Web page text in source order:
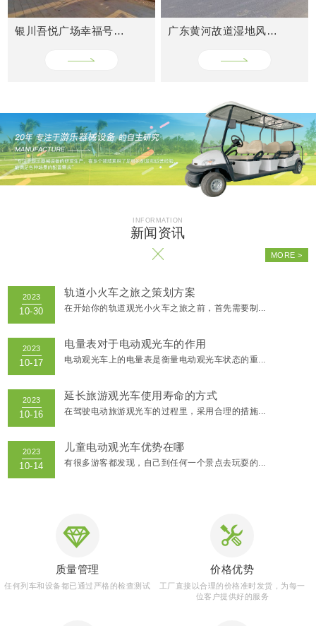
银川吾悦广场幸福号火车 广东黄河故道湿地风景区网红小火车
轨道小火车之旅之策划方案
在开始你的轨道观光小火车之旅之前，首先需要制...
电量表对于电动观光车的作用
电动观光车上的电量表是衡量电动观光车状态的重...
延长旅游观光车使用寿命的方式
在驾驶电动旅游观光车的过程里，采用合理的措施...
儿童电动观光车优势在哪
有很多游客都发现，自己到任何一个景点去玩耍的...
质量管理
任何列车和设备都已通过严格的检查测试
价格优势
工厂直接以合理的价格准时发货，为每一
位客户提供好的服务